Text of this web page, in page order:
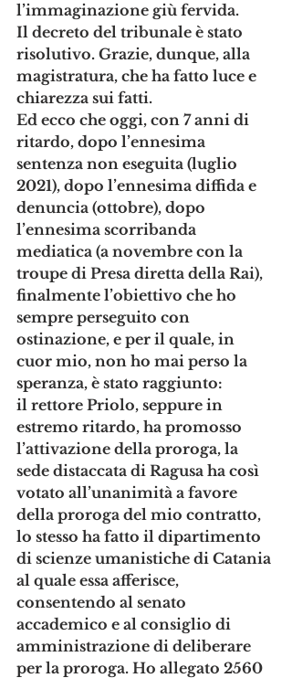
l’immaginazione giù fervida.
Il decreto del tribunale è stato
risolutivo. Grazie, dunque, alla
magistratura, che ha fatto luce e
chiarezza sui fatti.
Ed ecco che oggi, con 7 anni di
ritardo, dopo l’ennesima
sentenza non eseguita (luglio
2021), dopo l’ennesima diffida e
denuncia (ottobre), dopo
l’ennesima scorribanda
mediatica (a novembre con la
troupe di Presa diretta della Rai),
finalmente l’obiettivo che ho
sempre perseguito con
ostinazione, e per il quale, in
cuor mio, non ho mai perso la
speranza, è stato raggiunto:
il rettore Priolo, seppure in
estremo ritardo, ha promosso
l’attivazione della proroga, la
sede distaccata di Ragusa ha così
votato all’unanimità a favore
della proroga del mio contratto,
lo stesso ha fatto il dipartimento
di scienze umanistiche di Catania
al quale essa afferisce,
consentendo al senato
accademico e al consiglio di
amministrazione di deliberare
per la proroga. Ho allegato 2560